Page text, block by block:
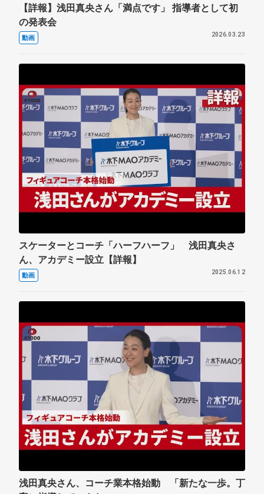
【詳報】浅田真央さん「満点です」 指導者として初
の発表会
動画 2026.03.23
スケーターとコーチ「ハーフハーフ」 浅田真央さ
ん、アカデミー設立【詳報】
動画 2025.06.12
浅田真央さん、コーチ業本格始動 「新たな一歩。丁